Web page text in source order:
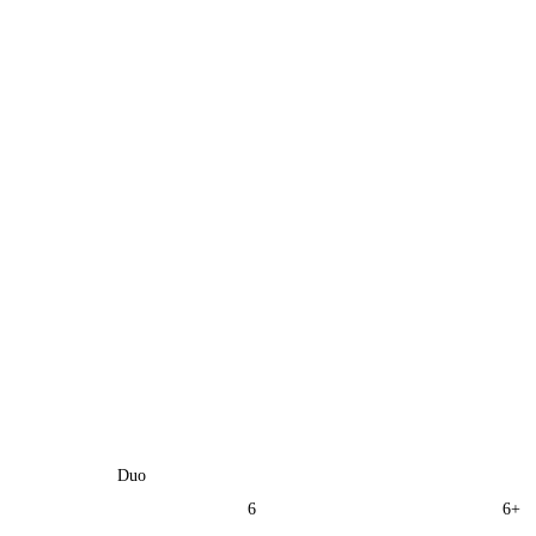
Duo
6 6+